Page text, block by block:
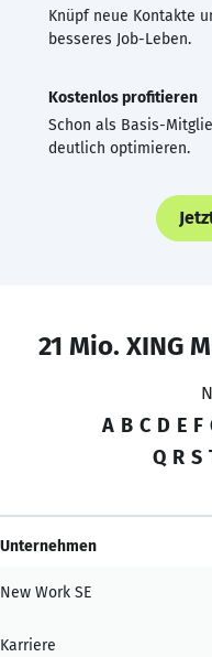
Knüpf neue Kontakte
besseres Job-Leben.
Kostenlos profitieren
Schon als Basis-
deutlich optimieren.
21 Mio. XING
A B C D E F
Q R S
Unternehmen
New Work SE
Karriere